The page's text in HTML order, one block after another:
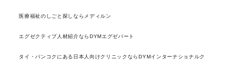
医療福祉のしごと探しならメディルン
エグゼクティブ人材紹介ならDYMエグゼパート
タイ・バンコクにある日本人向けクリニックならDYMインターナショナルク